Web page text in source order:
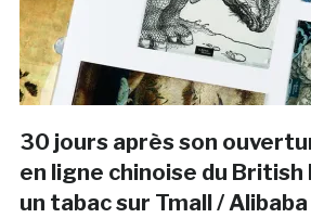
30 jours après son
en ligne chinoise du
un tabac sur Tmall / Alibaba